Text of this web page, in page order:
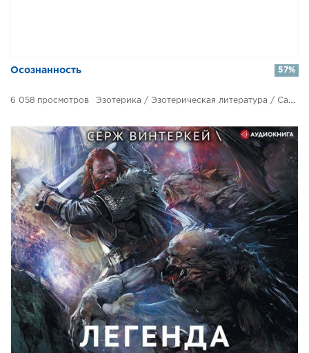
Осознанность
6 058 Эзотерика / Эзотерическая литература / Самосовершенствование
57%